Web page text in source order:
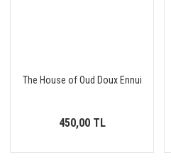
The House of Oud Doux Ennui
450,00 TL